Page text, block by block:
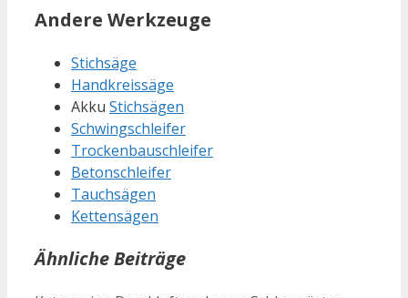
Andere Werkzeuge
Stichsäge
Handkreissäge
Akku Stichsägen
Schwingschleifer
Trockenbauschleifer
Betonschleifer
Tauchsägen
Kettensägen
Ähnliche Beiträge